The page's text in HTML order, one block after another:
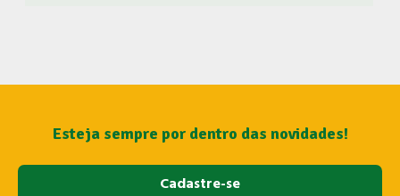
Esteja sempre por dentro das novidades!
Cadastre-se